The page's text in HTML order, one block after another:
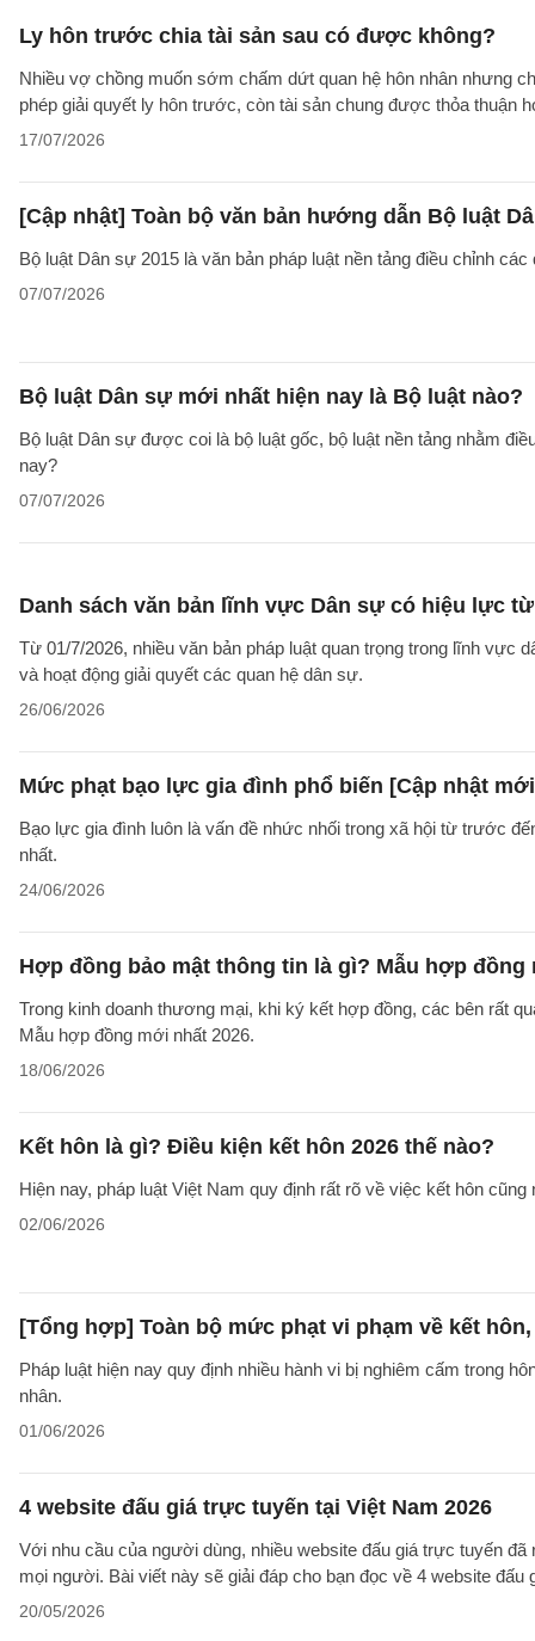
Ly hôn trước chia tài sản sau có được không?
Nhiều vợ chồng muốn sớm chấm dứt quan hệ hôn nhân nhưng
phép giải quyết ly hôn trước, còn tài sản chung được thỏa thuận
17/07/2026
[Cập nhật] Toàn bộ văn bản hướng dẫn Bộ luật
Bộ luật Dân sự 2015 là văn bản pháp luật nền tảng điều chỉnh
07/07/2026
Bộ luật Dân sự mới nhất hiện nay là Bộ luật nào?
Bộ luật Dân sự được coi là bộ luật gốc, bộ luật nền tảng nhằm
nay?
07/07/2026
Danh sách văn bản lĩnh vực Dân sự có hiệu lực từ
Từ 01/7/2026, nhiều văn bản pháp luật quan trọng trong lĩnh
và hoạt động giải quyết các quan hệ dân sự.
26/06/2026
Mức phạt bạo lực gia đình phổ biến [Cập nhật
Bạo lực gia đình luôn là vấn đề nhức nhối trong xã hội từ trước
nhất.
24/06/2026
Hợp đồng bảo mật thông tin là gì? Mẫu hợp đồng
Trong kinh doanh thương mại, khi ký kết hợp đồng, các bên rất
Mẫu hợp đồng mới nhất 2026.
18/06/2026
Kết hôn là gì? Điều kiện kết hôn 2026 thế nào?
Hiện nay, pháp luật Việt Nam quy định rất rõ về việc kết hôn
02/06/2026
[Tổng hợp] Toàn bộ mức phạt vi phạm về kết
Pháp luật hiện nay quy định nhiều hành vi bị nghiêm cấm trong
nhân.
01/06/2026
4 website đấu giá trực tuyến tại Việt Nam 2026
Với nhu cầu của người dùng, nhiều website đấu giá trực tuyến
mọi người. Bài viết này sẽ giải đáp cho bạn đọc về 4 website đấu
20/05/2026